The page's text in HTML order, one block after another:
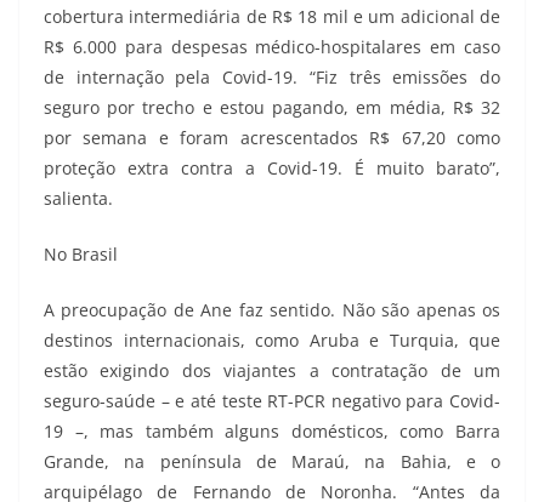
cobertura intermediária de R$ 18 mil e um adicional de
R$ 6.000 para despesas médico-hospitalares em caso
de internação pela Covid-19. “Fiz três emissões do
seguro por trecho e estou pagando, em média, R$ 32
por semana e foram acrescentados R$ 67,20 como
proteção extra contra a Covid-19. É muito barato”,
salienta.
No Brasil
A preocupação de Ane faz sentido. Não são apenas os
destinos internacionais, como Aruba e Turquia, que
estão exigindo dos viajantes a contratação de um
seguro-saúde – e até teste RT-PCR negativo para Covid-
19 –, mas também alguns domésticos, como Barra
Grande, na península de Maraú, na Bahia, e o
arquipélago de Fernando de Noronha. “Antes da